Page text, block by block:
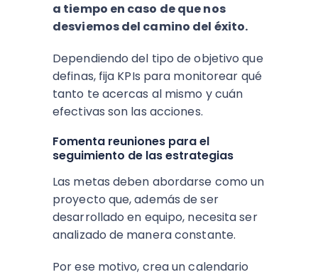
a tiempo en caso de que nos
desviemos del camino del éxito.
Dependiendo del tipo de objetivo que
definas, fija KPIs para monitorear qué
tanto te acercas al mismo y cuán
efectivas son las acciones.
Fomenta reuniones para el
seguimiento de las estrategias
Las metas deben abordarse como un
proyecto que, además de ser
desarrollado en equipo, necesita ser
analizado de manera constante.
Por ese motivo, crea un calendario